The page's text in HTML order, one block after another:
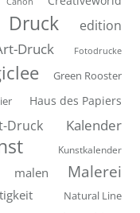
Druck edition
Druck Fotodrucke
Green Rooster
Haus des Papiers
Druck Kalender
Kunstkalender
malen Malerei
Natural Line